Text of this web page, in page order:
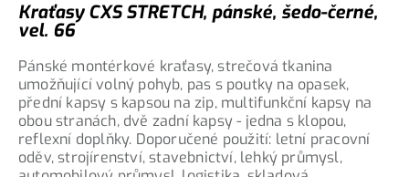
Kraťasy CXS STRETCH, pánské, šedo-černé,
vel. 66
Pánské montérkové kraťasy, strečová tkanina
umožňující volný pohyb, pas s poutky na opasek,
přední kapsy s kapsou na zip, multifunkční kapsy na
obou stranách, dvě zadní kapsy - jedna s klopou,
reflexní doplňky. Doporučené použití: letní pracovní
oděv, strojírenství, stavebnictví, lehký průmysl,